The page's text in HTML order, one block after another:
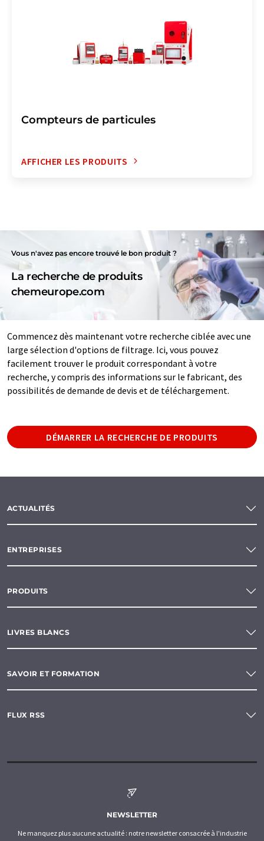
Compteurs de particules
AFFICHER LES PRODUITS
Vous n'avez pas encore trouvé le bon produit ?
La recherche de produits
chemeurope.com
Commencez dès maintenant votre recherche ciblée avec une
large sélection d'options de filtrage. Ici, vous pouvez
facilement trouver le produit correspondant à votre
recherche, y compris des informations sur le fabricant, des
possibilités de demande de devis et de téléchargement.
DÉMARRER LA RECHERCHE DE PRODUITS
ACTUALITÉS
ENTREPRISES
PRODUITS
LIVRES BLANCS
SAVOIR ET FORMATION
FLUX RSS
NEWSLETTER
Ne manquez plus aucune actualité : notre newsletter consacrée à l'industrie